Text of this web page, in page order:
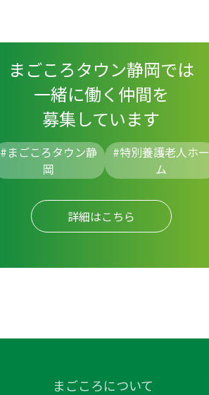
まごころタウン静岡では
一緒に働く仲間を
募集しています
#まごころタウン静
岡
#特別養護老人ホー
ム
詳細はこちら
まごころについて